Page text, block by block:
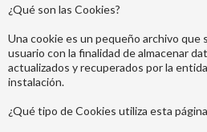
¿Qué son las Cookies?
Una cookie es un pequeño archivo que
usuario con la finalidad de almacenar
actualizados y recuperados por la
instalación.
¿Qué tipo de Cookies utiliza esta